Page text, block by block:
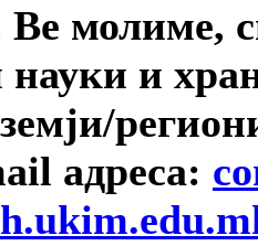
молиме,
науки и
адреса: